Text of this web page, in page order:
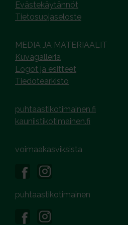
Evästekäytännöt
Tietosuojaseloste
MEDIA JA MATERIAALIT
Kuvagalleria
Logot ja esitteet
Tiedotearkisto
puhtaastikotimainen.fi
kauniistikotimainen.fi
voimaakasviksista
puhtaastikotimainen